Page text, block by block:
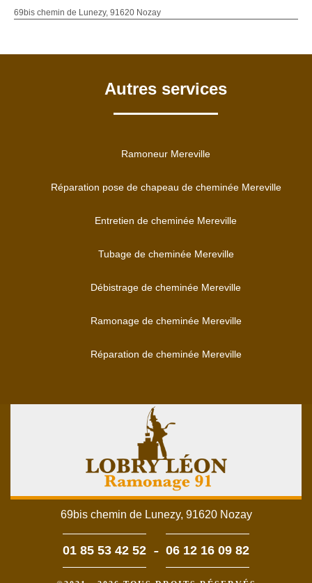
69bis chemin de Lunezy, 91620 Nozay
Autres services
Ramoneur Mereville
Réparation pose de chapeau de cheminée Mereville
Entretien de cheminée Mereville
Tubage de cheminée Mereville
Débistrage de cheminée Mereville
Ramonage de cheminée Mereville
Réparation de cheminée Mereville
69bis chemin de Lunezy, 91620 Nozay
01 85 53 42 52 - 06 12 16 09 82